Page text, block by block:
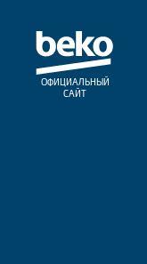
ОФИЦИАЛЬНЫЙ
САЙТ